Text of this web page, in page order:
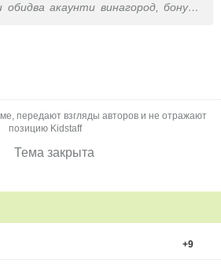
обидва акаунти винагород, бонуси
передают взгляды авторов и не отражают
позицию Kidstaff
Тема закрыта
+9